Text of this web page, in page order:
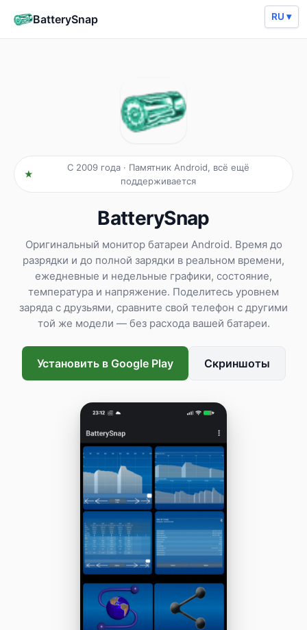
BatterySnap
С 2009 года · Памятник Android, всё ещё
поддерживается
BatterySnap
Оригинальный монитор батареи Android. Время до
разрядки и до полной зарядки в реальном времени,
ежедневные и недельные графики, состояние,
температура и напряжение. Поделитесь уровнем
заряда с друзьями, сравните свой телефон с другими
той же модели — без расхода вашей батареи.
Установить в Google Play Скриншоты
RU ▾